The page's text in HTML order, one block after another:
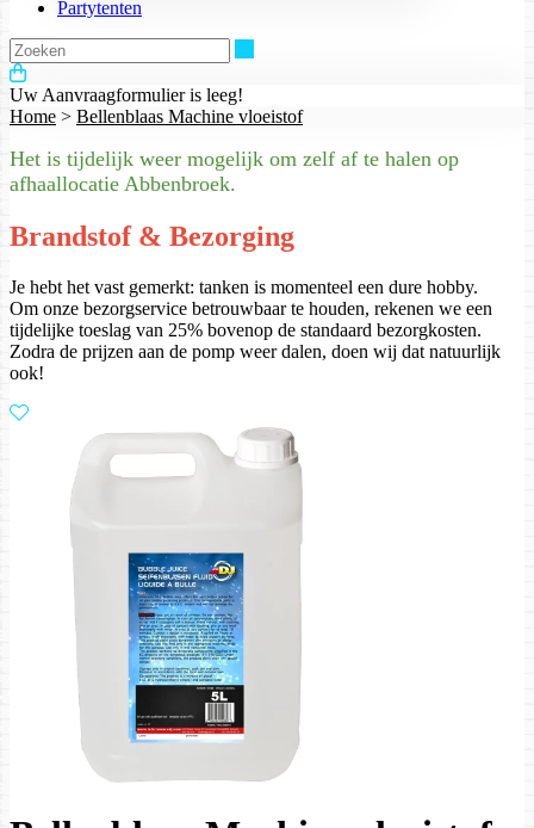
Partytenten
Uw Aanvraagformulier is leeg!
Home > Bellenblaas Machine vloeistof
Het is tijdelijk weer mogelijk om zelf af te halen op
afhaallocatie Abbenbroek.
Brandstof & Bezorging
Je hebt het vast gemerkt: tanken is momenteel een dure hobby.
Om onze bezorgservice betrouwbaar te houden, rekenen we een
tijdelijke toeslag van 25% bovenop de standaard bezorgkosten.
Zodra de prijzen aan de pomp weer dalen, doen wij dat natuurlijk
ook!